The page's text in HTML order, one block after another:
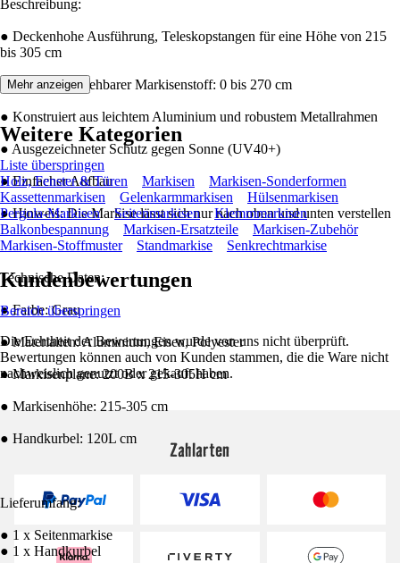
Beschreibung:
● Deckenhohe Ausführung, Teleskopstangen für eine Höhe von 215
bis 305 cm
● Manuell einziehbarer Markisenstoff: 0 bis 270 cm
● Konstruiert aus leichtem Aluminium und robustem Metallrahmen
● Ausgezeichneter Schutz gegen Sonne (UV40+)
● Einfacher Aufbau
● Hinweis: Die Markise lässt sich nur nach oben und unten verstellen
Technische Daten:
● Farbe: Grau
● Materialien: Aluminium, Eisen, Polyester
● Markisenplane: 200B x 215-305H cm
● Markisenhöhe: 215-305 cm
● Handkurbel: 120L cm
Lieferumfang:
● 1 x Seitenmarkise
● 1 x Handkurbel
Mehr anzeigen
Weitere Kategorien
Liste überspringen
Holz, Fenster & Türen
Markisen
Markisen-Sonderformen
Kassettenmarkisen
Gelenkarmmarkisen
Hülsenmarkisen
Pergola-Markisen
Seitenmarkisen
Klemmmarkisen
Balkonbespannung
Markisen-Ersatzteile
Markisen-Zubehör
Markisen-Stoffmuster
Standmarkise Senkrechtmarkise
Kundenbewertungen
Bereich überspringen
Die Echtheit der Bewertungen wurde von uns nicht überprüft.
Bewertungen können auch von Kunden stammen, die die Ware nicht
nachweislich genutzt oder gekauft haben.
Zahlarten